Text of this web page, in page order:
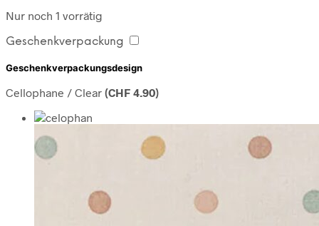
Nur noch 1 vorrätig
Geschenkverpackung
Geschenkverpackungsdesign
Cellophane / Clear (CHF 4.90)